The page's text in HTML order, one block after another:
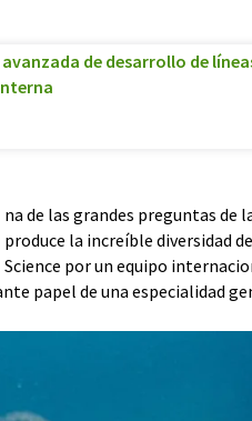
de desarrollo de
na de las grandes preguntas de
produce la increíble diversidad
Science por un equipo
papel de una especialidad